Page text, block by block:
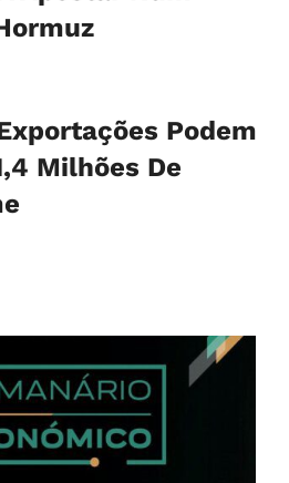
Podem
Milhões De